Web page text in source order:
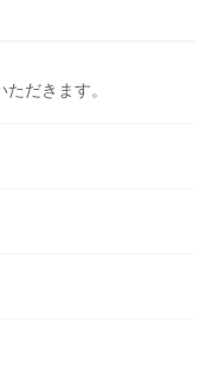
だきます。